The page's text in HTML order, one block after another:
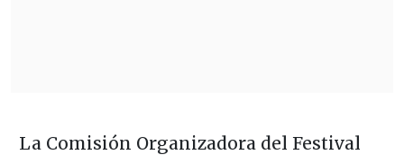
La Comisión Organizadora del Festival